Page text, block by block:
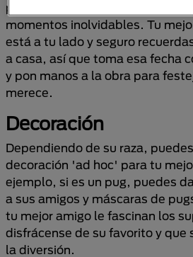
para estar con nuestros mejores
momentos inolvidables. Tu
está a tu lado y seguro
a casa, así que toma esa fecha
y pon manos a la obra para
merece.
Decoración
Dependiendo de su raza,
decoración 'ad hoc' para tu
ejemplo, si es un pug, puedes
a sus amigos y máscaras de
tu mejor amigo le fascinan los
disfrácense de su favorito y que
la diversión.